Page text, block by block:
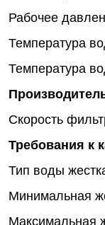
Рабочее
Температура
Температура
Скорость
Требования к
Тип воды
Минимальная
Максимальная